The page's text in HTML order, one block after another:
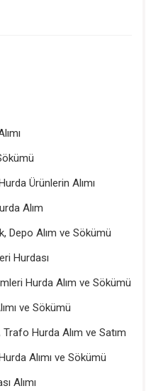
Ürünlerin Alımı
Alım
Depo Alım ve Sökümü
Hurdası
Hurda Alım ve Sökümü
ve Sökümü
Hurda Alım ve Satım
Alımı ve Sökümü
Alımı